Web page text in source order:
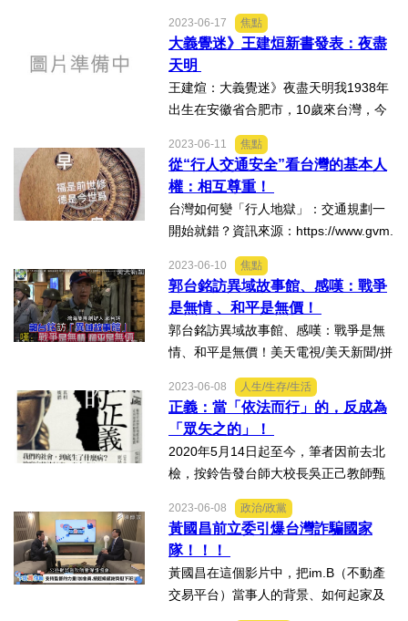
gory/183027/post/202306210028/民眾
黨營批賴清德「私大補助學費⋯」明顯
政策買票...
2023-06-17 焦點
大義覺迷》王建烜新書發表：夜盡
天明
王建煊：大義覺迷》夜盡天明我1938年
出生在安徽省合肥市，10歲來台灣，今
有人說的「外省豬」。我出生在很貧困
的家庭，父母皆因家貧，繳不起學費，
都未念過小學，母親不識...
2023-06-11 焦點
從“行人交通安全”看台灣的基本人
權：相互尊重！
台灣如何變「行人地獄」：交通規劃一
開始就錯？資訊來源：https://www.gvm.
e&utm_medium=social&utm_content=1
03442&utm_campaign=share評論：從
&ldquo...
2023-06-10 焦點
郭台銘訪異域故事館、感嘆：戰爭
是無情 、和平是無價！
郭台銘訪異域故事館、感嘆：戰爭是無
情、和平是無價！美天電視/美天新聞/拼
youtube.com/watch?v=p0n7yNuGlcM
2023-06-08 人生/生存/生活
正義：當「依法而行」的，反成為
「眾矢之的」！
2020年5月14日起至今，筆者因前去北
檢，按鈴告發台師大校長吳正己教師甄
「惡遭吳正己…等，違法以『公費』反
告筆者十餘案」之間，筆者頻繁交叉出
庭於地檢署、地院、高院...
2023-06-08 政治/政黨
黃國昌前立委引爆台灣詐騙國家
隊！！！
黃國昌在這個影片中，把im.B（不動產
交易平台）當事人的背景、如何起家及